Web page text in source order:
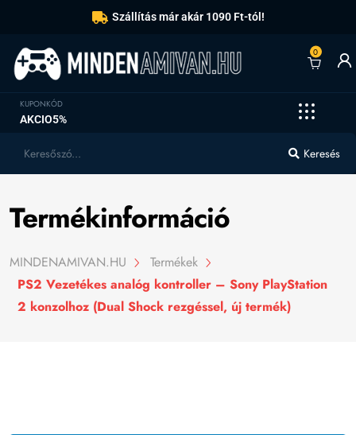
Szállítás már akár 1090 Ft-tól!
0
KUPONKÓD
AKCIO5%
Keresés
Termékinformáció
MINDENAMIVAN.HU
Termékek
PS2 Vezetékes analóg kontroller – Sony PlayStation
2 konzolhoz (Dual Shock rezgéssel, új termék)